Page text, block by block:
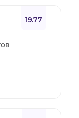
19.77